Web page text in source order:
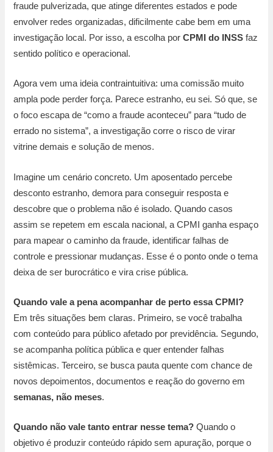
fraude pulverizada, que atinge diferentes estados e pode
envolver redes organizadas, dificilmente cabe bem em uma
investigação local. Por isso, a escolha porCPMI do INSS faz
sentido político e operacional.
Agora vem uma ideia contraintuitiva: uma comissão muito
ampla pode perder força. Parece estranho, eu sei. Só que, se
o foco escapa de “como a fraude aconteceu” para “tudo de
errado no sistema”, a investigação corre o risco de virar
vitrine demais e solução de menos.
Imagine um cenário concreto. Um aposentado percebe
desconto estranho, demora para conseguir resposta e
descobre que o problema não é isolado. Quando casos
assim se repetem em escala nacional, a CPMI ganha espaço
para mapear o caminho da fraude, identificar falhas de
controle e pressionar mudanças. Esse é o ponto onde o tema
deixa de ser burocrático e vira crise pública.
Quando vale a pena acompanhar de perto essa CPMI?
Em três situações bem claras. Primeiro, se você trabalha
com conteúdo para público afetado por previdência. Segundo,
se acompanha política pública e quer entender falhas
sistêmicas. Terceiro, se busca pauta quente com chance de
novos depoimentos, documentos e reação do governo em
semanas, não meses.
Quando não vale tanto entrar nesse tema? Quando o
objetivo é produzir conteúdo rápido sem apuração, porque o